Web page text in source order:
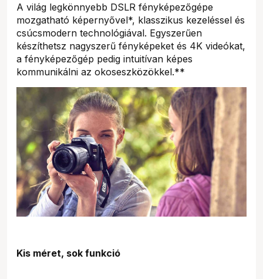
A világ legkönnyebb DSLR fényképezőgépe
mozgatható képernyővel*, klasszikus kezeléssel és
csúcsmodern technológiával. Egyszerűen
készíthetsz nagyszerű fényképeket és 4K videókat,
a fényképezőgép pedig intuitívan képes
kommunikálni az okoseszközökkel.**
Kis méret, sok funkció